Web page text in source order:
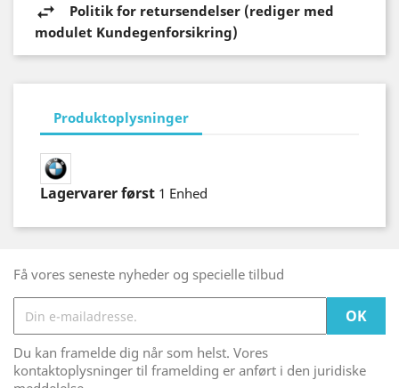
Politik for retursendelser (rediger med
modulet Kundegenforsikring)
Produktoplysninger
Lagervarer først 1 Enhed
Få vores seneste nyheder og specielle tilbud
Du kan framelde dig når som helst. Vores
kontaktoplysninger til framelding er anført i den juridiske